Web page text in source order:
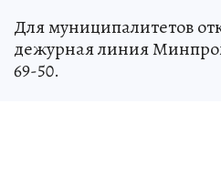
Для муниципалитетов
дежурная линия
69-50.